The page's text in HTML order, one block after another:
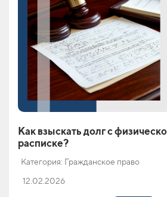
Как взыскать долг с
расписке?
Категория: Гражданское право
12.02.2026